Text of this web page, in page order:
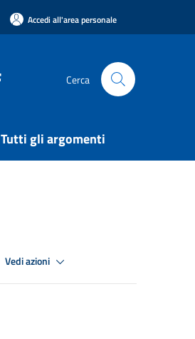
Accedi all'area personale
Cerca
Tutti gli argomenti
Vedi azioni